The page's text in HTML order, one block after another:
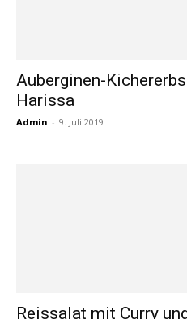
Auberginen-
Harissa
Admin - 9. Juli 2019
Reissalat mit Curry